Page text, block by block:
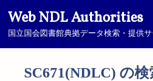
Web NDL Authorities
国立国会図書館典拠データ検索・提供
SC671(NDLC) の